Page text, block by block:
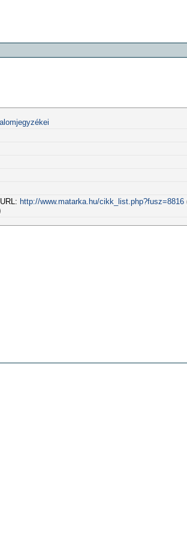
http://www.matarka.hu/cikk_list.php?fusz=8816